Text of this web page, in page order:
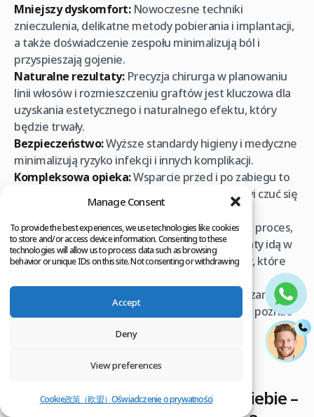
Manage Consent
To provide the best experiences, we use technologies like cookies
to store and/or access device information. Consenting to these
technologies will allow us to process data such as browsing
behavior or unique IDs on this site. Not consenting or withdrawing
Accept
Deny
View preferences
Cookie政策（欧盟）Oświadczenie o prywatności
Mniejszy dyskomfort:Nowoczesne techniki
znieczulenia, delikatne metody pobierania i implantacji,
a także doświadczenie zespołu minimalizują ból i
przyspieszają gojenie.
Naturalne rezultaty:Precyzja chirurga w planowaniu
linii włosów i rozmieszczeniu graftów jest kluczowa dla
uzyskania estetycznego i naturalnego efektu, który
będzie trwały.
Bezpieczeństwo:Wyższe standardy higieny i medyczne
minimalizują ryzyko infekcji i innych komplikacji.
Kompleksowa opieka:Wsparcie przed i po zabiegu to
nieoceniona wartość, która pozwala pacjentowi czuć się
bezpiecznie i komfortowo na każdym etapie.
W Clinicana wierzymy, że przeszczep włosów to proces,
w którym komfort pacjenta i doskonałe rezultaty idą w
parze. Oferujemy transparentne ceny i pakiety, które
konsultacji po pełną rekonwalescencję. Zapraszamy do
sekcji Koszt przeszczepu na naszej stronie, aby poznać
Kiedy przeszczep włosów jest
najlepszym rozwiązaniem dla Ciebie –